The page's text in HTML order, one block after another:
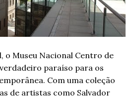
o Museu Nacional Centro de
paraíso para os
Com uma coleção
de artistas como Salvador